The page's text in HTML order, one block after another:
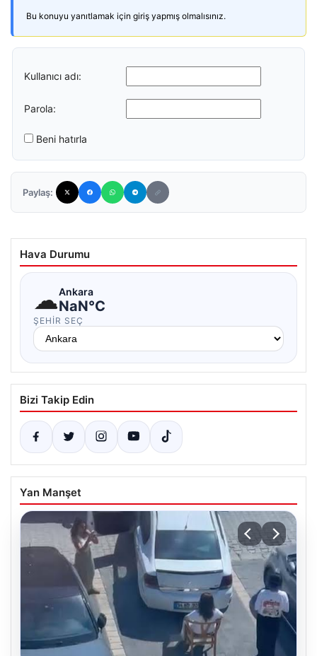
Bu konuyu yanıtlamak için giriş yapmış olmalısınız.
Kullanıcı adı:
Parola:
Beni hatırla
Paylaş:
Hava Durumu
☁Ankara
NaN°C
ŞEHIR SEÇ
Bizi Takip Edin
Yan Manşet